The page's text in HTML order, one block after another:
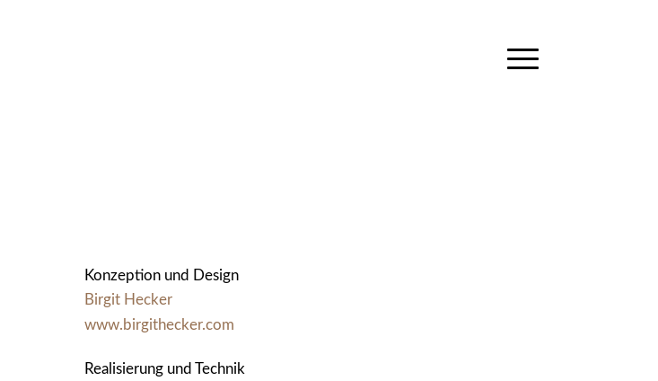
Konzeption und Design
Birgit Hecker
www.birgithecker.com
Realisierung und Technik